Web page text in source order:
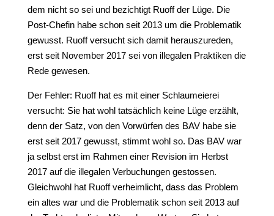
dem nicht so sei und bezichtigt Ruoff der Lüge. Die
Post-Chefin habe schon seit 2013 um die Problematik
gewusst. Ruoff versucht sich damit herauszureden,
erst seit November 2017 sei von illegalen Praktiken die
Rede gewesen.
Der Fehler: Ruoff hat es mit einer Schlaumeierei
versucht: Sie hat wohl tatsächlich keine Lüge erzählt,
denn der Satz, von den Vorwürfen des BAV habe sie
erst seit 2017 gewusst, stimmt wohl so. Das BAV war
ja selbst erst im Rahmen einer Revision im Herbst
2017 auf die illegalen Verbuchungen gestossen.
Gleichwohl hat Ruoff verheimlicht, dass das Problem
ein altes war und die Problematik schon seit 2013 auf